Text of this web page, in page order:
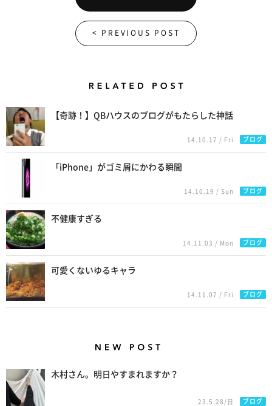
< PREVIOUS POST
【奇跡！】QBハウスのブログがもたらした神話
14.10.17 / Fri ブログ
「iPhone」がゴミ屑にかわる瞬間
14.10.19 / Sun ブログ
不健康すぎる
14.11.03 / Mon ブログ
可愛くないゆるキャラ
14.11.07 / Fri ブログ
木村さん。明日やすまれますか？
23.5.28/日 ブログ